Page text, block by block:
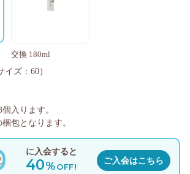
交換 180ml
に入会すると
40%OFF!
ご入会はこちら
イズ：60）
個入ります。
包となります。